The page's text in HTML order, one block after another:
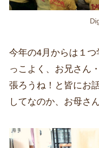
今年の4月からは１
っこよく、お兄さん
張ろうね！と皆にお
してなのか、お母さ